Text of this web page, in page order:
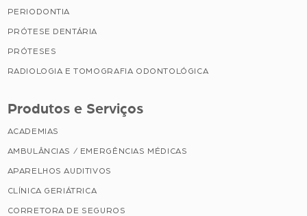
PERIODONTIA
PRÓTESE DENTÁRIA
PRÓTESES
RADIOLOGIA E TOMOGRAFIA ODONTOLÓGICA
Produtos e Serviços
ACADEMIAS
AMBULÂNCIAS / EMERGÊNCIAS MÉDICAS
APARELHOS AUDITIVOS
CLÍNICA GERIÁTRICA
CORRETORA DE SEGUROS